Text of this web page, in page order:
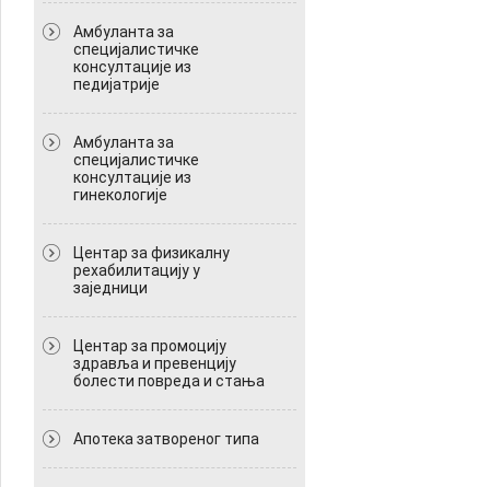
Амбуланта за
специјалистичке
консултације из
педијатрије
Амбуланта за
специјалистичке
консултације из
гинекологије
Центар за физикалну
рехабилитацију у
заједници
Центар за промоцију
здравља и превенцију
болести повреда и стања
Апотека затвореног типа